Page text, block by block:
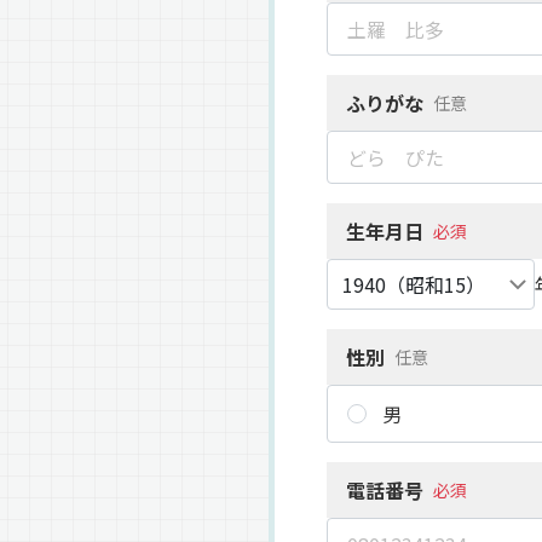
ふりがな 任意
生年月日 必須
性別 任意
男
電話番号 必須